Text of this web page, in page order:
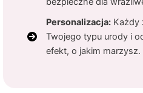
Personalizacja: Każdy
Twojego typu urody i
efekt, o jakim marzysz.